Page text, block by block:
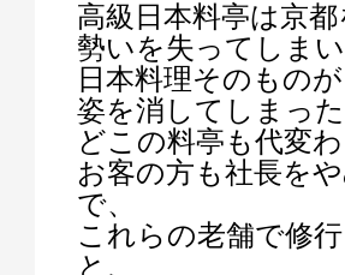
高級日本料亭は京
勢いを失ってしま
日本料理そのものが
姿を消してしまっ
どこの料亭も代変
お客の方も社長を
で、
これらの老舗で修
と、